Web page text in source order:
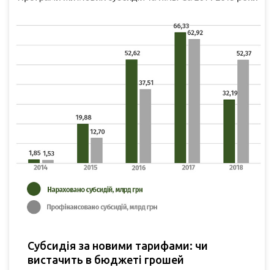
Субсидія за новими тарифами: чи
вистачить в бюджеті грошей